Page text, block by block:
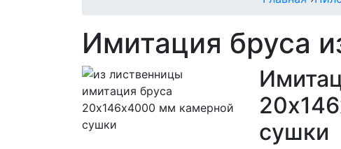
Имитация бруса
сушки